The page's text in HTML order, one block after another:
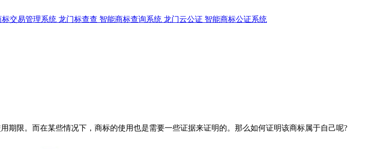
标交易管理系统 龙门标查查 智能商标查询系统 龙门云公证 智能商标公证系统
限。而在某些情况下，商标的使用也是需要一些证据来证明的。那么如何证明该商标属于自己呢?